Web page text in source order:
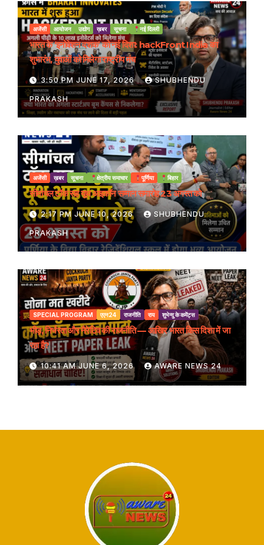
अजेंसी आयोजन उद्योग ख़बर सूचना नई दिल्ली
भारत के ‘इनोवेशन दशक’ को नई दिशा: hackFront India का
शुभारंभ, युवाओं को मिलेगा राष्ट्रीय मंच
3:50 PM JUNE 17, 2026 SHUBHENDU
PRAKASH
अजेंसी ख़बर सूचना क्षेत्रीय समाचार पूर्णिया बिहार
सीमांचल टॉक सह यूथ आइकॉन सम्मान समारोह 23 अगस्त को
2:17 PM JUNE 10, 2026 SHUBHENDU
PRAKASH
SPECIAL PROGRAM एएन24 राजनीति राय शुभेन्दु के कमेंट्स
भीड़, निर्भरता और नैरेटिव की राजनीति — आखिर भारत किस दिशा में जा
रहा है?
10:41 AM JUNE 6, 2026 AWARE NEWS 24